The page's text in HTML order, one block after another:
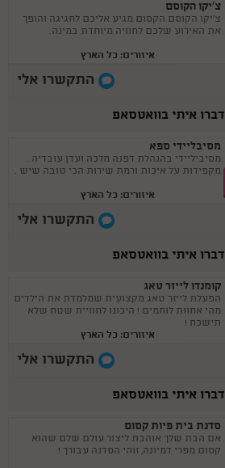
צ'יקו הקוסם
צ'יקו הקוסם הקסום מגיע אליכם לחגיגה והופך
את האירוע שלכם לחוויה מיוחדת במינה.
איזורים: כל הארץ
התקשרו אלי
דברו איתי בוואטסאפ
מסיבליידי ספא
מסיביליידי בהנהלת דפנה מלכה ועדן עובדיה .
מקפידות על איכות ורמת שירות הכי טובה שיש .
איזורים: כל הארץ
התקשרו אלי
דברו איתי בוואטסאפ
קומנדו לייזר טאג
הפעלת לייזר טאג מקצועית שמלמדת את הילדים
מהי אחוות לוחמים ! היכונו לחוויית שטח שלא
תישכח !
איזורים: כל הארץ
התקשרו אלי
דברו איתי בוואטסאפ
סדנת בית פיות קסום
אם הבת שלך אוהבת ליצור עולם שלם שהוא
קסום מפרי דמיונה, זוהי הסדנה עבורך !